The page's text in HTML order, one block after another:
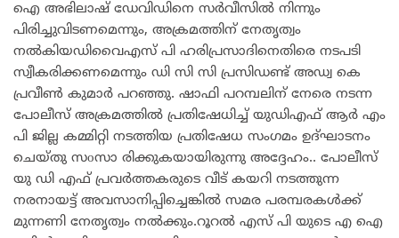
ഐ അഭിലാഷ് ഡേവിഡിനെ സർവീസിൽ നിന്നും
പിരിച്ചുവിടണമെന്നും, അക്രമത്തിന് നേതൃത്വം
നൽകിയഡിവൈഎസ് പി ഹരിപ്രസാദിനെതിരെ നടപടി
സ്വീകരിക്കണമെന്നും ഡി സി സി പ്രസിഡണ്ട് അഡ്വ കെ
പ്രവീൺ കുമാർ പറഞ്ഞു. ഷാഫി പറമ്പലിന് നേരെ നടന്ന
പോലീസ് അക്രമത്തിൽ പ്രതിഷേധിച്ച് യുഡിഎഫ് ആർ എം
പി ജില്ല കമ്മിറ്റി നടത്തിയ പ്രതിഷേധ സംഗമം ഉദ്ഘാടനം
ചെയ്തു സoസാ രിക്കുകയായിരുന്നു അദ്ദേഹം.. പോലീസ്
യു ഡി എഫ് പ്രവർത്തകരുടെ വീട് കയറി നടത്തുന്ന
നരനായട്ട് അവസാനിപ്പിച്ചെങ്കിൽ സമര പരമ്പരകൾക്ക്
മുന്നണി നേതൃത്വം നൽക്കും.റൂറൽ എസ് പി യുടെ എ ഐ